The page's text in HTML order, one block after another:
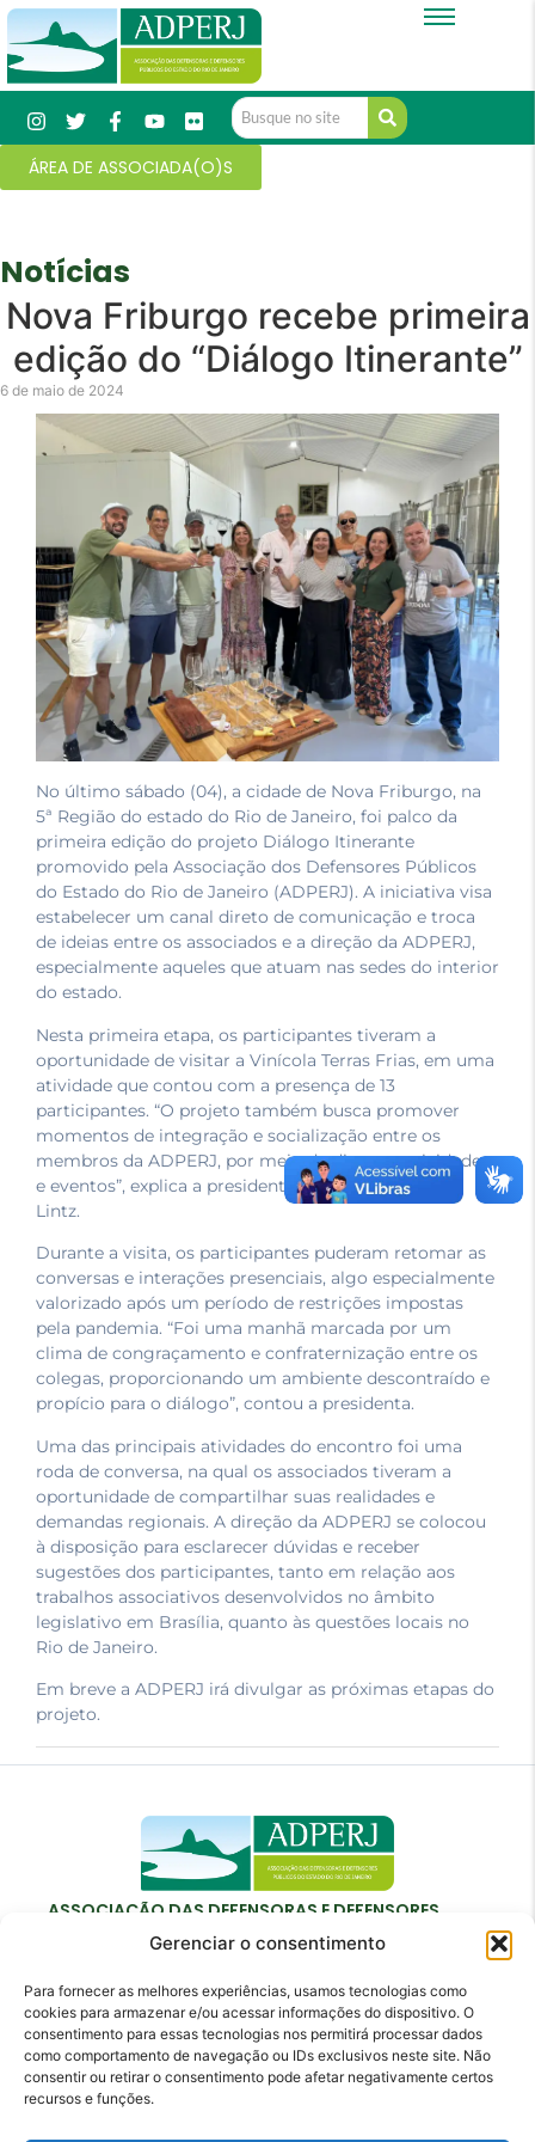
Gerenciar o consentimento
Para fornecer as melhores experiências, usamos tecnologias como
cookies para armazenar e/ou acessar informações do dispositivo. O
consentimento para essas tecnologias nos permitirá processar dados
como comportamento de navegação ou IDs exclusivos neste site. Não
consentir ou retirar o consentimento pode afetar negativamente certos
recursos e funções.
ÁREA DE ASSOCIADA(O)S
Notícias
Nova Friburgo recebe primeira
edição do “Diálogo Itinerante”
6 de maio de 2024
No último sábado (04), a cidade de Nova Friburgo, na
5ª Região do estado do Rio de Janeiro, foi palco da
primeira edição do projeto Diálogo Itinerante
promovido pela Associação dos Defensores Públicos
do Estado do Rio de Janeiro (ADPERJ). A iniciativa visa
estabelecer um canal direto de comunicação e troca
de ideias entre os associados e a direção da ADPERJ,
especialmente aqueles que atuam nas sedes do interior
do estado.
Nesta primeira etapa, os participantes tiveram a
oportunidade de visitar a Vinícola Terras Frias, em uma
atividade que contou com a presença de 13
participantes. “O projeto também busca promover
momentos de integração e socialização entre os
membros da ADPERJ, por meio de diversas atividades
e eventos”, explica a presidenta da ADPERJ, Juliana
Lintz.
Durante a visita, os participantes puderam retomar as
conversas e interações presenciais, algo especialmente
valorizado após um período de restrições impostas
pela pandemia. “Foi uma manhã marcada por um
clima de congraçamento e confraternização entre os
colegas, proporcionando um ambiente descontraído e
propício para o diálogo”, contou a presidenta.
Uma das principais atividades do encontro foi uma
roda de conversa, na qual os associados tiveram a
oportunidade de compartilhar suas realidades e
demandas regionais. A direção da ADPERJ se colocou
à disposição para esclarecer dúvidas e receber
sugestões dos participantes, tanto em relação aos
trabalhos associativos desenvolvidos no âmbito
legislativo em Brasília, quanto às questões locais no
Rio de Janeiro.
Em breve a ADPERJ irá divulgar as próximas etapas do
projeto.
ASSOCIAÇÃO DAS DEFENSORAS E DEFENSORES
PÚBLICOS DO ESTADO DO RIO DE JANEIRO
Contato
adperj@adperj.com.br